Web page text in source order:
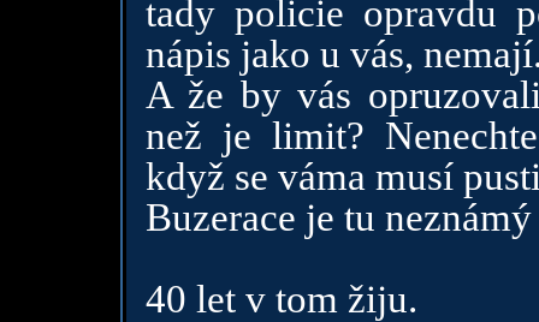
tady policie opravdu
nápis jako u vás,
A že by vás
než je limit?
když se váma musí
Buzerace je tu
40 let v tom žiju.